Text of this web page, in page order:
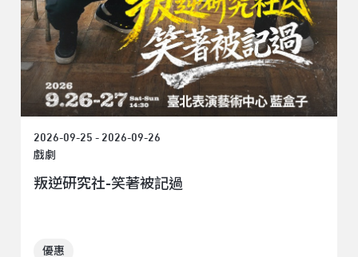
2026-09-25 - 2026-09-26
戲劇
叛逆研究社-笑著被記過
優惠